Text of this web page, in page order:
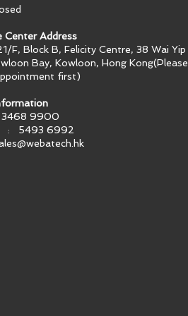
Center Address
F, Block B, Felicity Centre, 38 Wai Yip
Bay, Kowloon, Hong Kong​(Please
first)
9900
: 5493 6992